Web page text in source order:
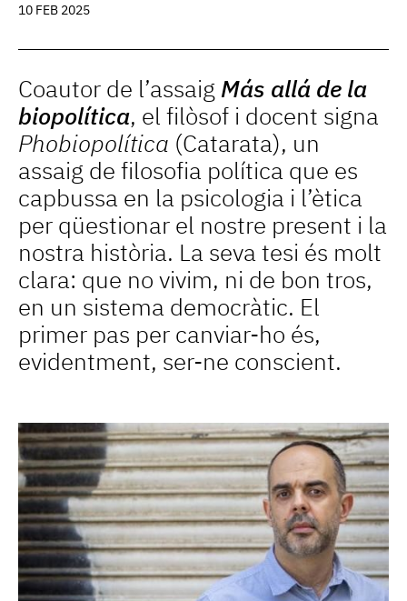
10 FEB 2025
Coautor de l’assaig Más allá de la
biopolítica, el filòsof i docent signa
Phobiopolítica (Catarata), un
assaig de filosofia política que es
capbussa en la psicologia i l’ètica
per qüestionar el nostre present i la
nostra història. La seva tesi és molt
clara: que no vivim, ni de bon tros,
en un sistema democràtic. El
primer pas per canviar-ho és,
evidentment, ser-ne conscient.